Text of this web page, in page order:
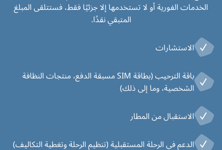
الخدمات الفورية أو لا تستخدمها إلا جزئيًا فقط، فستتلقى المبلغ
المتبقي نقدًا.
الاستشارات
باقة الترحيب (بطاقة SIM مسبقة الدفع، منتجات النظافة
الشخصية، وما إلى ذلك)
الاستقبال من المطار
الدعم في الرحلة المستقبلية (تنظيم الرحلة وتغطية التكاليف)